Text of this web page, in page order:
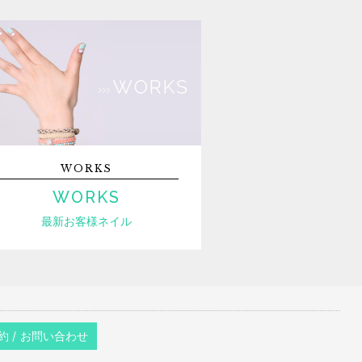
WORKS
WORKS
最新お客様ネイル
/ お問い合わせ